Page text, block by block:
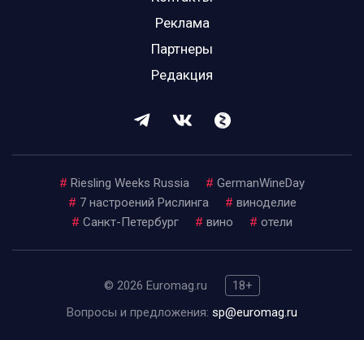
Реклама
Партнеры
Редакция
# Riesling Weeks Russia # GermanWineDay
# 7 настроений Рислинга # виноделие
# Санкт-Петербург # вино # отели
© 2026 Euromag.ru
18+
Вопросы и предложения: sp@euromag.ru